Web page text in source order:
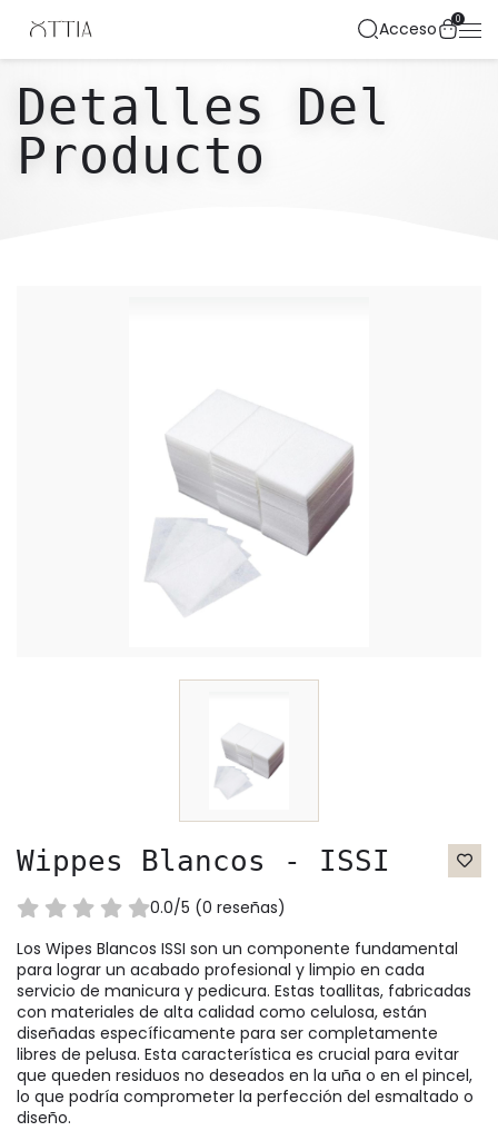
Acceso 0
Detalles Del
Producto
Wippes Blancos - ISSI
0.0/5 (0 reseñas)
Los Wipes Blancos ISSI son un componente fundamental
para lograr un acabado profesional y limpio en cada
servicio de manicura y pedicura. Estas toallitas, fabricadas
con materiales de alta calidad como celulosa, están
diseñadas específicamente para ser completamente
libres de pelusa. Esta característica es crucial para evitar
que queden residuos no deseados en la uña o en el pincel,
lo que podría comprometer la perfección del esmaltado o
diseño.